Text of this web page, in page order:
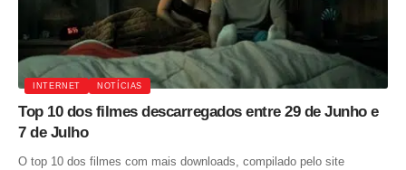
INTERNET NOTÍCIAS
Top 10 dos filmes descarregados entre 29 de Junho e
7 de Julho
O top 10 dos filmes com mais downloads, compilado pelo site